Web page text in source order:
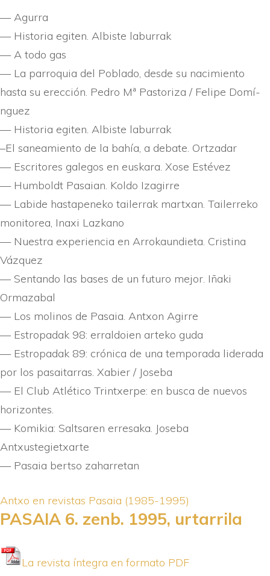
— Agurra
— Historia egiten. Albiste laburrak
— A todo gas
— La parroquia del Poblado, desde su nacimiento
hasta su erección. Pedro Mª Pastoriza / Felipe Domí­
nguez
— Historia egiten. Albiste laburrak
–El saneamiento de la bahí­a, a debate. Ortzadar
— Escritores galegos en euskara. Xose Estévez
— Humboldt Pasaian. Koldo Izagirre
— Labide hastapeneko tailerrak martxan. Tailerreko
monitorea, Inaxi Lazkano
— Nuestra experiencia en Arrokaundieta. Cristina
Vázquez
— Sentando las bases de un futuro mejor. Iñaki
Ormazabal
— Los molinos de Pasaia. Antxon Agirre
— Estropadak 98: erraldoien arteko guda
— Estropadak 89: crónica de una temporada liderada
por los pasaitarras. Xabier / Joseba
— El Club Atlético Trintxerpe: en busca de nuevos
horizontes.
— Komikia: Saltsaren erresaka. Joseba
Antxustegietxarte
— Pasaia bertso zaharretan
Antxo en revistas Pasaia (1985-1995)
PASAIA 6. zenb. 1995, urtarrila
La revista í­ntegra en formato PDF